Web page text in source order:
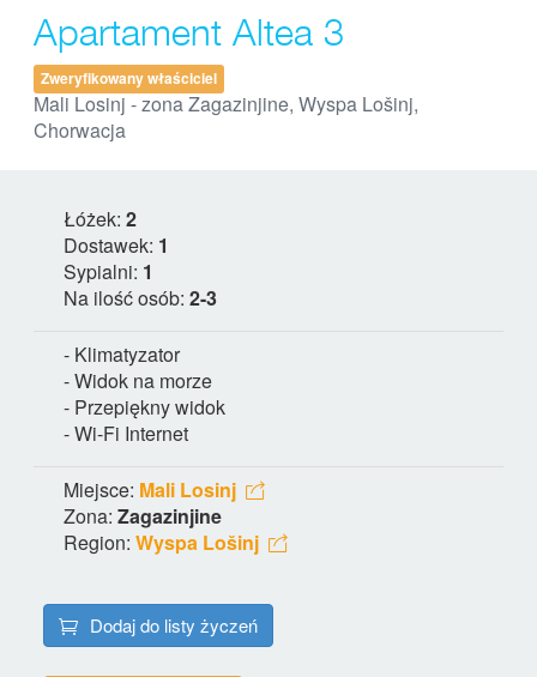
Apartament Altea 3
Zweryfikowany właściciel
Mali Losinj - zona Zagazinjine, Wyspa Lošinj,
Chorwacja
Łóżek: 2
Dostawek: 1
Sypialni: 1
Na ilość osób: 2-3
- Klimatyzator
- Widok na morze
- Przepiękny widok
- Wi-Fi Internet
Miejsce: Mali Losinj
Zona: Zagazinjine
Region: Wyspa Lošinj
Dodaj do listy życzeń